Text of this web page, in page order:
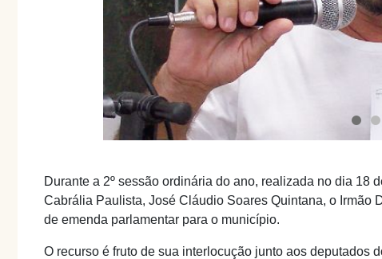
Durante a 2º sessão ordinária do ano, realizada no dia 18
Cabrália Paulista, José Cláudio Soares Quintana, o Irmão
de emenda parlamentar para o município.
O recurso é fruto de sua interlocução junto aos deputados